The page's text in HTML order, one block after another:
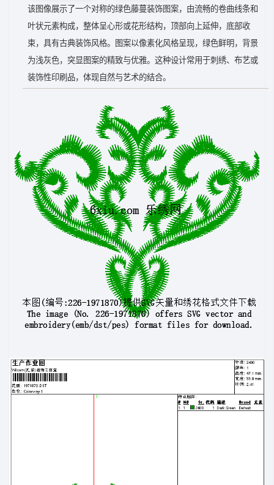
该图像展示了一个对称的绿色藤蔓装饰图案，由流畅的卷曲线条和
叶状元素构成，整体呈心形或花形结构，顶部向上延伸，底部收
束，具有古典装饰风格。图案以像素化风格呈现，绿色鲜明，背景
为浅灰色，突显图案的精致与优雅。这种设计常用于刺绣、布艺或
装饰性印刷品，体现自然与艺术的结合。